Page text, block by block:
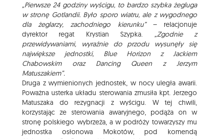
„Pierwsze 24 godziny wyścigu, to bardzo szybka żegluga
w stronę Gotlandii. Było sporo wiatru, ale z wygodnego
dla żeglarzy, zachodniego kierunku”– relacjonuje
dyrektor regat Krystian Szypka. „Zgodnie z
przewidywaniami, wyraźnie do przodu wysunęły się
największe jednostki, Blue Horizon z Jackiem
Chabowskim oraz Dancing Queen z Jerzym
Matuszakiem”.
Druga z wymienionych jednostek, w nocy uległa awarii.
Poważna usterka układu sterowania zmusiła kpt. Jerzego
Matuszaka do rezygnacji z wyścigu. W tej chwili,
korzystając ze sterowania awaryjnego, podąża on w
stronę polskiego wybrzeża, a w podróży towarzyszy mu
jednostka osłonowa Mokotów, pod komendą